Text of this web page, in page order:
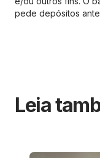
pede depósitos
Leia